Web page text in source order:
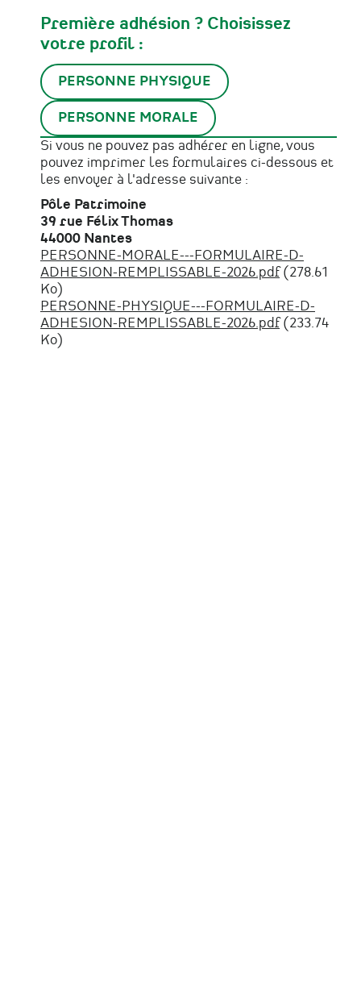
Première adhésion ? Choisissez
votre profil :
PERSONNE PHYSIQUE
PERSONNE MORALE
Si vous ne pouvez pas adhérer en ligne, vous
pouvez imprimer les formulaires ci-dessous et
les envoyer à l'adresse suivante :
Pôle Patrimoine
39 rue Félix Thomas
44000 Nantes
Fichier
PERSONNE-MORALE---FORMULAIRE-D-
ADHESION-REMPLISSABLE-2026.pdf (278.61
Ko)
PERSONNE-PHYSIQUE---FORMULAIRE-D-
ADHESION-REMPLISSABLE-2026.pdf (233.74
Ko)